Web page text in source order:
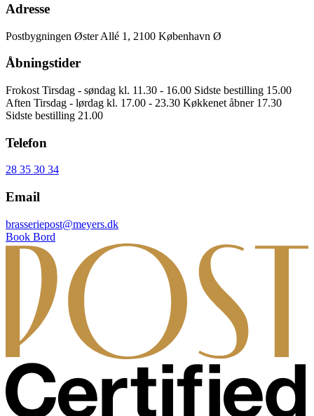
Adresse
Postbygningen Øster Allé 1, 2100 København Ø
Åbningstider
Frokost Tirsdag - søndag kl. 11.30 - 16.00 Sidste bestilling 15.00
Aften Tirsdag - lørdag kl. 17.00 - 23.30 Køkkenet åbner 17.30
Sidste bestilling 21.00
Telefon
28 35 30 34
Email
brasseriepost@meyers.dk
Book Bord